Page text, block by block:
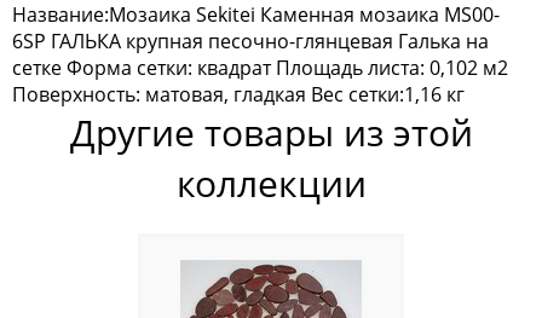
Мозаика Tonomosaic
Мозаика Опера Декора
Россия
Название:Мозаика Sekitei Каменная мозаика MS00-
6SP ГАЛЬКА крупная песочно-глянцевая Галька на
сетке Форма сетки: квадрат Площадь листа: 0,102 м2
Поверхность: матовая, гладкая Вес сетки:1,16 кг
Другие товары из этой
коллекции